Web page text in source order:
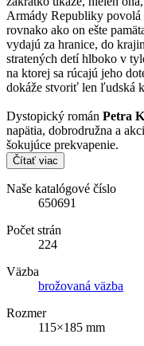
Armády Republiky
rovnako ako on ešte
vydajú za hranice, do
stratených detí hlboko v
na ktorej sa rúcajú jeho
dokáže stvoriť len ľudská
Dystopický román Petra
napätia, dobrodružna a
šokujúce prekvapenie.
Čítať viac
Naše katalógové číslo
650691
Počet strán
224
Väzba
brožovaná väzba
Rozmer
115×185 mm